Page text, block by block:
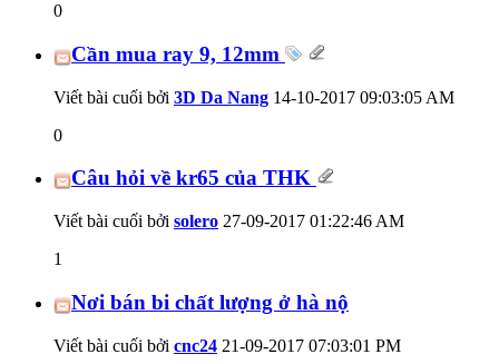
0
Cần mua ray 9, 12mm
Viết bài cuối bởi 3D Da Nang 14-10-2017 09:03:05 AM
0
Câu hỏi về kr65 của THK
Viết bài cuối bởi solero 27-09-2017 01:22:46 AM
1
Nơi bán bi chất lượng ở hà nộ
Viết bài cuối bởi cnc24 21-09-2017 07:03:01 PM